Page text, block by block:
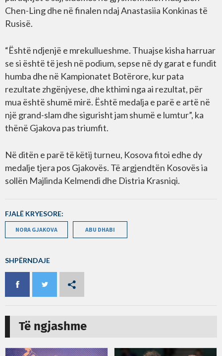
Chen-Ling dhe në finalen ndaj Anastasiia Konkinas të
Rusisë.
“Është ndjenjë e mrekullueshme. Thuajse kisha harruar
se si është të jesh në podium, sepse në dy garat e fundit
humba dhe në Kampionatet Botërore, kur pata
rezultate zhgënjyese, dhe kthimi nga ai rezultat, për
mua është shumë mirë. Është medalja e parë e artë në
një grand-slam dhe sigurisht jam shumë e lumtur”, ka
thënë Gjakova pas triumfit.
Në ditën e parë të këtij turneu, Kosova fitoi edhe dy
medalje tjera pos Gjakovës. Të argjendtën Kosovës ia
sollën Majlinda Kelmendi dhe Distria Krasniqi.
FJALË KRYESORE:
NORA GJAKOVA ABU DHABI
SHPËRNDAJE
Të ngjashme